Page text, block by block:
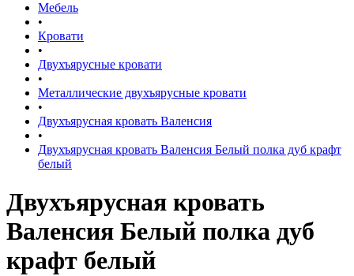
Мебель
•
Кровати
•
Двухъярусные кровати
•
Металлические двухъярусные кровати
•
Двухъярусная кровать Валенсия
•
Двухъярусная кровать Валенсия Белый полка дуб крафт
белый
Двухъярусная кровать
Валенсия Белый полка дуб
крафт белый